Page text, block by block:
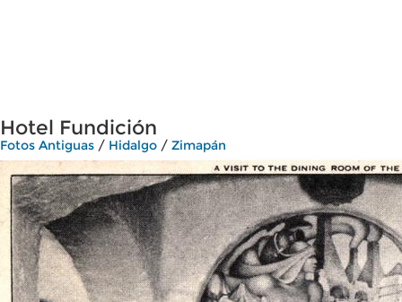
Hotel Fundición
Fotos Antiguas / Hidalgo / Zimapán